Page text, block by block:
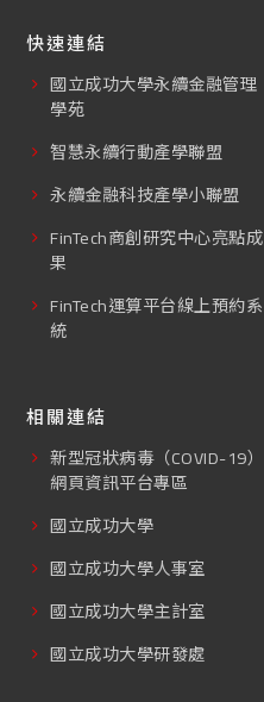
快速連結
國立成功大學永續金融管理
學苑
智慧永續行動產學聯盟
永續金融科技產學小聯盟
FinTech商創研究中心亮點成
果
FinTech運算平台線上預約系
統
相關連結
新型冠狀病毒（COVID-19）
網頁資訊平台專區
國立成功大學
國立成功大學人事室
國立成功大學主計室
國立成功大學研發處